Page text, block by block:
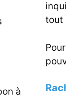
tout
à